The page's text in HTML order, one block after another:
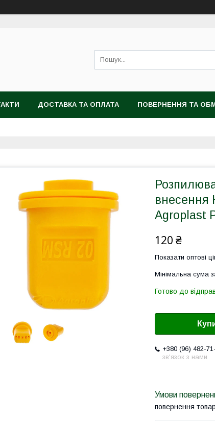
ДОСТАВКА ТА ОПЛАТА ПОВЕРНЕННЯ ТА
внесення
Agroplast
120 ₴
Показати оптові
Мінімальна сума
Готово до
+380 (96) 482-
зв'язок з нами
повернення